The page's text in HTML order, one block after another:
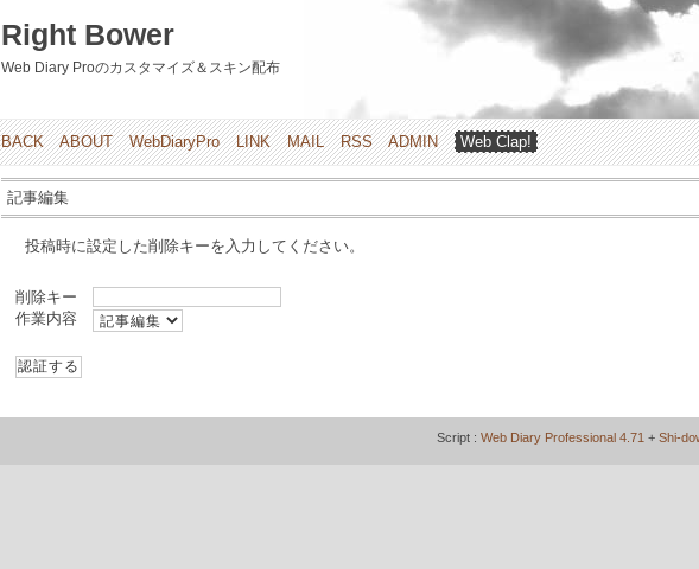
Right Bower
Web Diary Proのカスタマイズ＆スキン配布
BACK ABOUT WebDiaryPro LINK MAIL RSS ADMIN Web Clap!
記事編集
投稿時に設定した削除キーを入力してください。
削除キー
作業内容
Script : Web Diary Professional 4.71 + Shi-